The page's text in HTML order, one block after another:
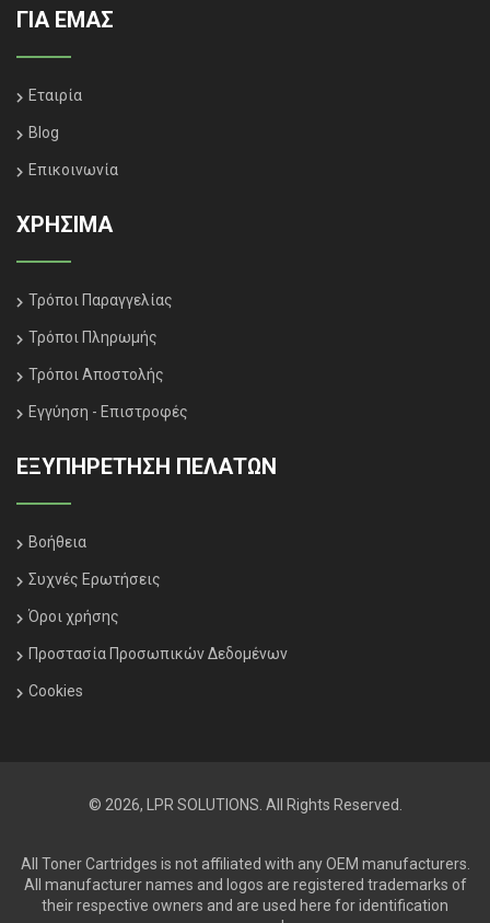
ΓΙΑ ΕΜΑΣ
Εταιρία
Blog
Επικοινωνία
ΧΡΗΣΙΜΑ
Τρόποι Παραγγελίας
Τρόποι Πληρωμής
Τρόποι Αποστολής
Εγγύηση - Επιστροφές
ΕΞΥΠΗΡΈΤΗΣΗ ΠΕΛΑΤΏΝ
Βοήθεια
Συχνές Ερωτήσεις
Όροι χρήσης
Προστασία Προσωπικών Δεδομένων
Cookies
© 2026, LPR SOLUTIONS. All Rights Reserved.
All Toner Cartridges is not affiliated with any OEM manufacturers.
All manufacturer names and logos are registered trademarks of
their respective owners and are used here for identification